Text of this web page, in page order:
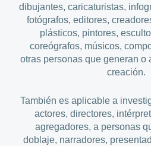
dibujantes, caricaturistas,
fotógrafos, editores,
plásticos, pintores,
coreógrafos, músicos,
otras personas que generan o
creación.
También es aplicable a
actores, directores,
agregadores, a personas
doblaje, narradores,